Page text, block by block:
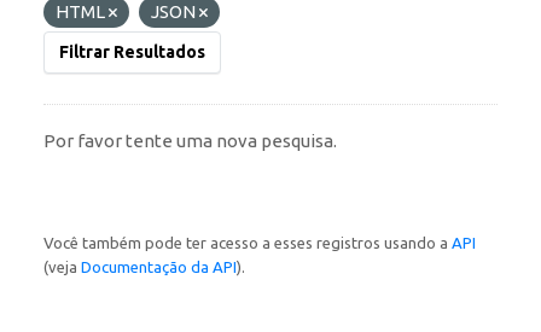
HTML
JSON
Filtrar Resultados
Por favor tente uma nova pesquisa.
Você também pode ter acesso a esses registros usando a API
(veja Documentação da API).